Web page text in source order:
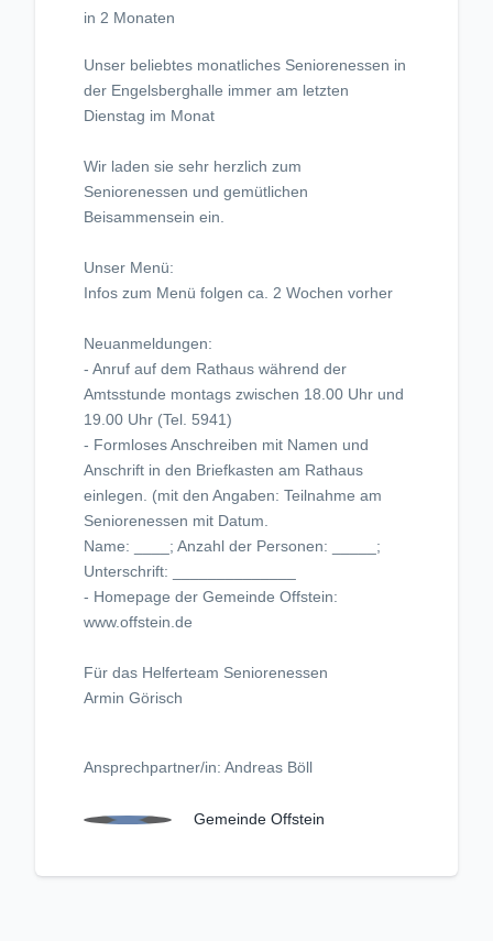
in 2 Monaten
Unser beliebtes monatliches Seniorenessen in
der Engelsberghalle immer am letzten
Dienstag im Monat
Wir laden sie sehr herzlich zum
Seniorenessen und gemütlichen
Beisammensein ein.
Unser Menü:
Infos zum Menü folgen ca. 2 Wochen vorher
Neuanmeldungen:
- Anruf auf dem Rathaus während der
Amtsstunde montags zwischen 18.00 Uhr und
19.00 Uhr (Tel. 5941)
- Formloses Anschreiben mit Namen und
Anschrift in den Briefkasten am Rathaus
einlegen. (mit den Angaben: Teilnahme am
Seniorenessen mit Datum.
Name: ____; Anzahl der Personen: _____;
Unterschrift: ______________
- Homepage der Gemeinde Offstein:
www.offstein.de
Für das Helferteam Seniorenessen
Armin Görisch
Ansprechpartner/in: Andreas Böll
Gemeinde Offstein